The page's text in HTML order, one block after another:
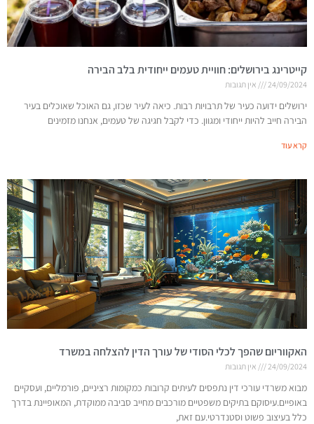
קייטרינג בירושלים: חוויית טעמים ייחודית בלב הבירה
24/09/2024 אין תגובות
ירושלים ידועה כעיר של תרבויות רבות. כיאה לעיר שכזו, גם האוכל שאוכלים בעיר
הבירה חייב להיות ייחודי ומגוון. כדי לקבל חגיגה של טעמים, אנחנו מזמינים
קרא עוד
האקווריום שהפך לכלי הסודי של עורך הדין להצלחה במשרד
24/09/2024 אין תגובות
מבוא משרדי עורכי דין נתפסים לעיתים קרובות כמקומות רציניים, פורמליים, ועסקיים
באופיים.עיסוקם בתיקים משפטיים מורכבים מחייב סביבה ממוקדת, המאופיינת בדרך
כלל בעיצוב פשוט וסטנדרטי.עם זאת,